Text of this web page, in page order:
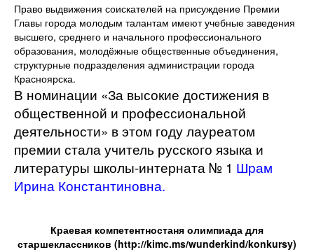
Право выдвижения соискателей на присуждение Премии
Главы города молодым талантам имеют учебные заведения
высшего, среднего и начального профессионального
образования, молодёжные общественные объединения,
структурные подразделения администрации города
Красноярска.
В номинации «За высокие достижения в
общественной и профессиональной
деятельности» в этом году лауреатом
премии стала учитель русского языка и
литературы школы-интерната № 1 Шрам
Ирина Константиновна.
Краевая компетентностаня олимпиада для
старшеклассников (http://kimc.ms/wunderkind/konkursy)